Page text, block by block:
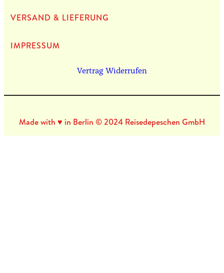
VERSAND & LIEFERUNG
IMPRES­SUM
Vertrag Widerrufen
Made with ♥ in Berlin © 2024 Reisedepeschen GmbH